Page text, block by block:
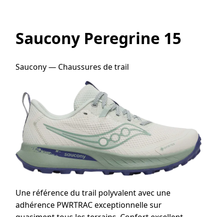
Saucony Peregrine 15
Saucony — Chaussures de trail
Une référence du trail polyvalent avec une
adhérence PWRTRAC exceptionnelle sur